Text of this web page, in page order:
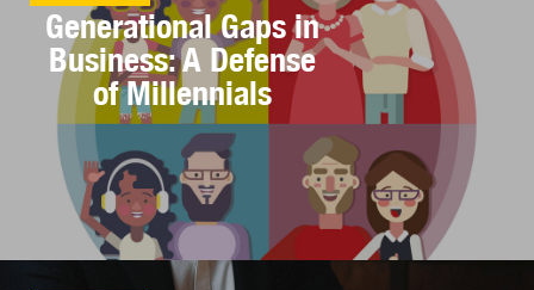
Generational Gaps in
Business: A Defense
of Millennials